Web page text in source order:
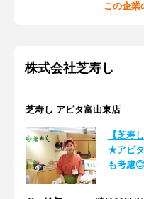
この企業
株式会社芝寿し
芝寿し アピタ富山東店
【芝寿
★アピ
も考慮◎